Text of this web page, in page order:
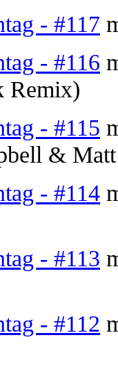
- #117
- #116
Remix)
- #115
&
- #114
- #113
- #112